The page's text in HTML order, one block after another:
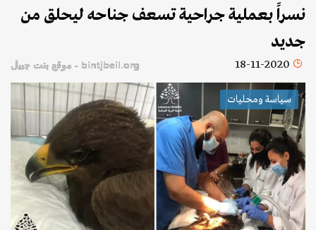
نسراً بعملية جراحية تسعف جناحه ليحلق من
جديد
18-11-2020 bintjbeil.org - موقع بنت جبيل
سياسة ومحليات